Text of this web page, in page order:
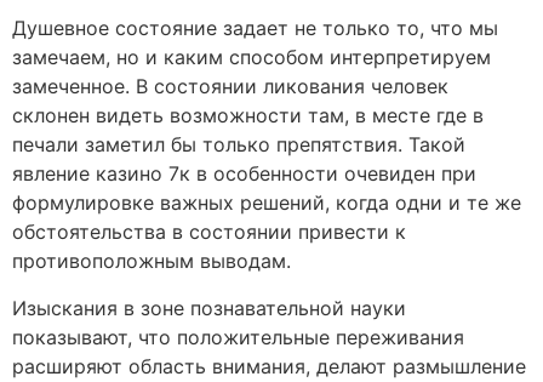
Душевное состояние задает не только то, что мы
замечаем, но и каким способом интерпретируем
замеченное. В состоянии ликования человек
склонен видеть возможности там, в месте где в
печали заметил бы только препятствия. Такой
явление казино 7к в особенности очевиден при
формулировке важных решений, когда одни и те же
обстоятельства в состоянии привести к
противоположным выводам.
Изыскания в зоне познавательной науки
показывают, что положительные переживания
расширяют область внимания, делают размышление